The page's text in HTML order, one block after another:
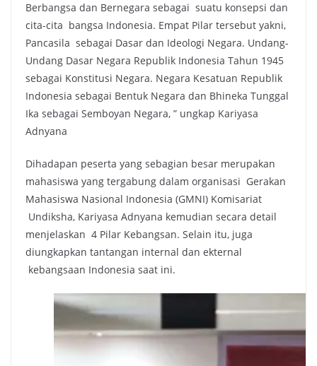
Berbangsa dan Bernegara sebagai suatu konsepsi dan
cita-cita bangsa Indonesia. Empat Pilar tersebut yakni,
Pancasila sebagai Dasar dan Ideologi Negara. Undang-
Undang Dasar Negara Republik Indonesia Tahun 1945
sebagai Konstitusi Negara. Negara Kesatuan Republik
Indonesia sebagai Bentuk Negara dan Bhineka Tunggal
Ika sebagai Semboyan Negara, ” ungkap Kariyasa
Adnyana
Dihadapan peserta yang sebagian besar merupakan
mahasiswa yang tergabung dalam organisasi Gerakan
Mahasiswa Nasional Indonesia (GMNI) Komisariat
Undiksha, Kariyasa Adnyana kemudian secara detail
menjelaskan 4 Pilar Kebangsan. Selain itu, juga
diungkapkan tantangan internal dan ekternal
kebangsaan Indonesia saat ini.